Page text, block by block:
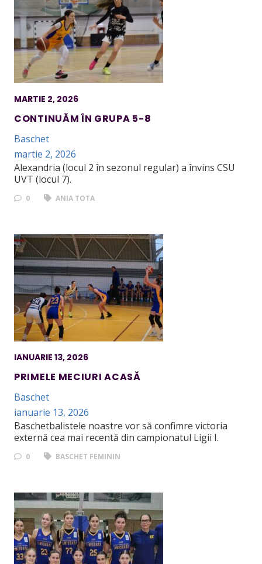
MARTIE 2, 2026
CONTINUĂM ÎN GRUPA 5-8
Baschet
martie 2, 2026
Alexandria (locul 2 în sezonul regular) a învins CSU
UVT (locul 7).
0 ANIA TOTA
IANUARIE 13, 2026
PRIMELE MECIURI ACASĂ
Baschet
ianuarie 13, 2026
Baschetbalistele noastre vor să confimre victoria
externă cea mai recentă din campionatul Ligii I.
0 BASCHET FEMININ